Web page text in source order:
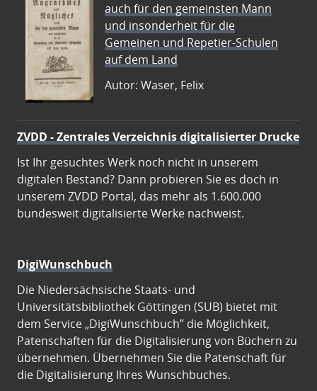
auch für den gemeinsten Mann
und insonderheit für die
Gemeinen und Repetier-Schulen
auf dem Land
Autor: Waser, Felix
ZVDD - Zentrales Verzeichnis digitalisierter Drucke
Ist Ihr gesuchtes Werk noch nicht in unserem
digitalen Bestand? Dann probieren Sie es doch in
unserem ZVDD Portal, das mehr als 1.600.000
bundesweit digitalisierte Werke nachweist.
DigiWunschbuch
Die Niedersächsische Staats- und
Universitätsbibliothek Göttingen (SUB) bietet mit
dem Service „DigiWunschbuch” die Möglichkeit,
Patenschaften für die Digitalisierung von Büchern zu
übernehmen. Übernehmen Sie die Patenschaft für
die Digitalisierung Ihres Wunschbuches.